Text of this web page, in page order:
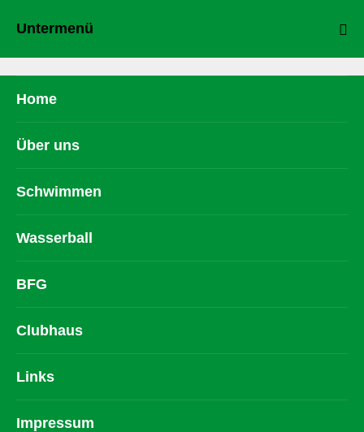
Untermenü
Home
Über uns
Schwimmen
Wasserball
BFG
Clubhaus
Links
Impressum